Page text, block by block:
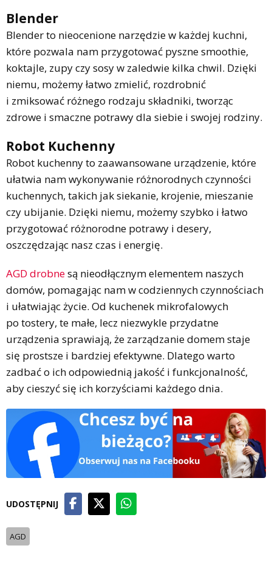
Blender
Blender to nieocenione narzędzie w każdej kuchni,
które pozwala nam przygotować pyszne smoothie,
koktajle, zupy czy sosy w zaledwie kilka chwil. Dzięki
niemu, możemy łatwo zmielić, rozdrobnić
i zmiksować różnego rodzaju składniki, tworząc
zdrowe i smaczne potrawy dla siebie i swojej rodziny.
Robot Kuchenny
Robot kuchenny to zaawansowane urządzenie, które
ułatwia nam wykonywanie różnorodnych czynności
kuchennych, takich jak siekanie, krojenie, mieszanie
czy ubijanie. Dzięki niemu, możemy szybko i łatwo
przygotować różnorodne potrawy i desery,
oszczędzając nasz czas i energię.
AGD drobnesą nieodłącznym elementem naszych
domów, pomagając nam w codziennych czynnościach
i ułatwiając życie. Od kuchenek mikrofalowych
po tostery, te małe, lecz niezwykle przydatne
urządzenia sprawiają, że zarządzanie domem staje
się prostsze i bardziej efektywne. Dlatego warto
zadbać o ich odpowiednią jakość i funkcjonalność,
aby cieszyć się ich korzyściami każdego dnia.
UDOSTĘPNIJ
AGD